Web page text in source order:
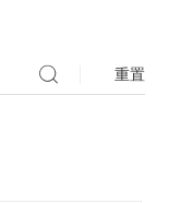
重置